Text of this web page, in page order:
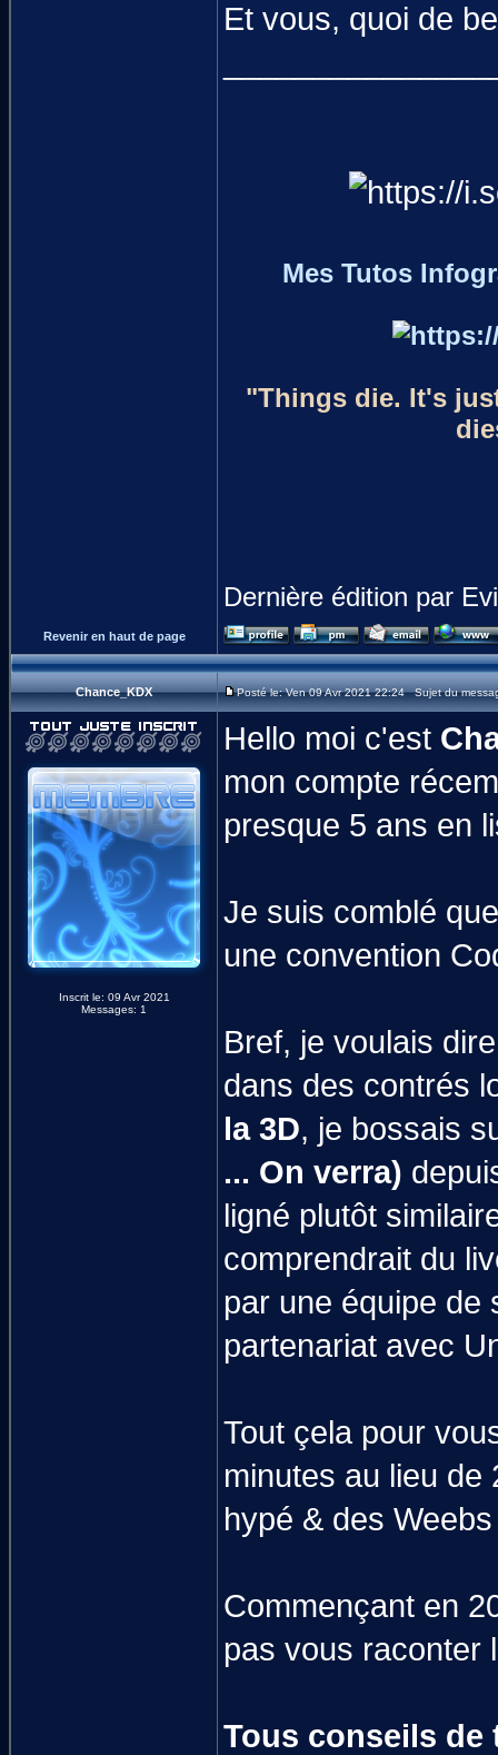
Et vous, quoi de
Mes Tutos
"Things die. It's
Dernière édition par
Revenir en haut de page
Chance_KDX Posté le: Ven 09 Avr 2021 22:24 Sujet du
Inscrit le: 09 Avr 2021
Messages: 1
Hello moi c'est
mon compte
presque 5 ans en
Je suis comblé
une convention
Bref, je voulais
dans des contrés
la 3D, je bossais
... On verra)
ligné plutôt
comprendrait du
par une équipe de
partenariat avec
Tout çela pour
minutes au lieu
hypé & des
Commençant en
pas vous raconter
Tous conseils